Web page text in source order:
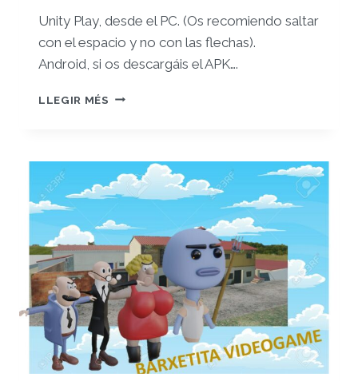
Unity Play, desde el PC. (Os recomiendo saltar
con el espacio y no con las flechas).
Android, si os descargáis el APK….
LLEGIR MÉS SUPER
NIVEL
Y
TABLAS
RÉCORDS.